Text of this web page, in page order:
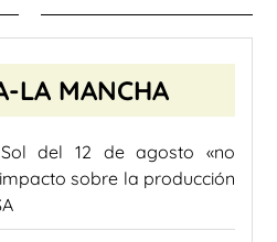
LA MANCHA
del 12 de agosto «no
sobre la producción